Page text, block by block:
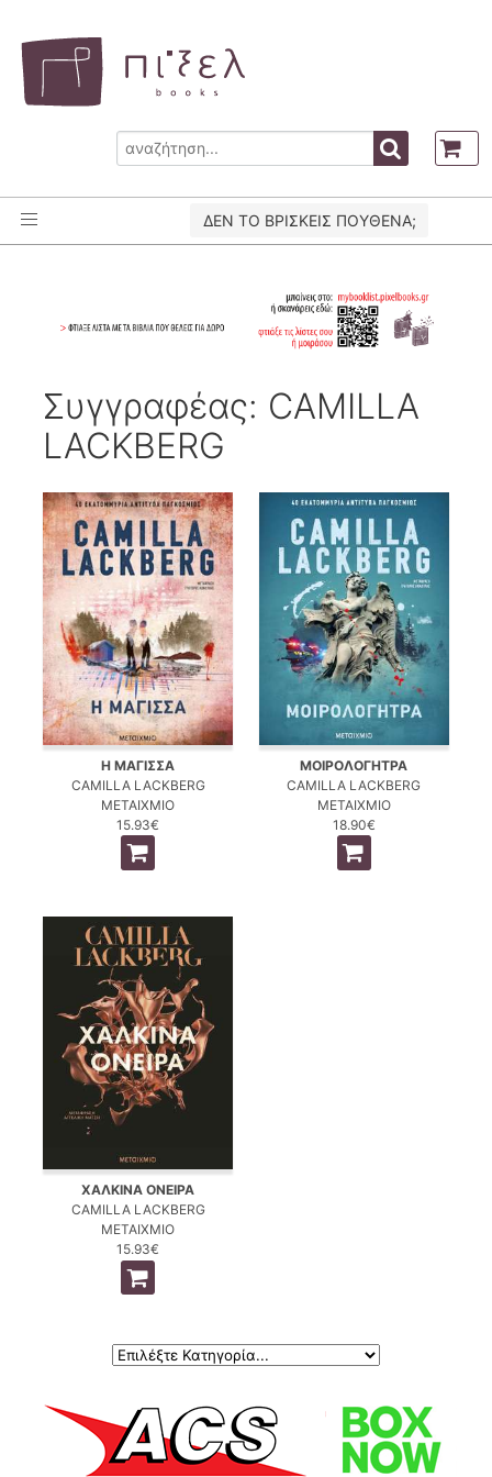
ΔΕΝ ΤΟ ΒΡΙΣΚΕΙΣ ΠΟΥΘΕΝΑ;
Συγγραφέας: CAMILLA
LACKBERG
Η ΜΑΓΙΣΣΑ
CAMILLA LACKBERG
ΜΕΤΑΙΧΜΙΟ
15.93€
ΜΟΙΡΟΛΟΓΗΤΡΑ
CAMILLA LACKBERG
ΜΕΤΑΙΧΜΙΟ
18.90€
ΧΑΛΚΙΝΑ ΟΝΕΙΡΑ
CAMILLA LACKBERG
ΜΕΤΑΙΧΜΙΟ
15.93€